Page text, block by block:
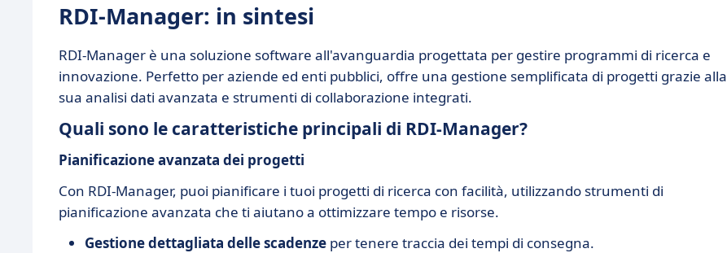
RDI-Manager: in sintesi
RDI-Manager è una soluzione software all'avanguardia progettata per gestire programmi di ricerca e
innovazione. Perfetto per aziende ed enti pubblici, offre una gestione semplificata di progetti grazie alla
sua analisi dati avanzata e strumenti di collaborazione integrati.
Quali sono le caratteristiche principali di RDI-Manager?
Pianificazione avanzata dei progetti
Con RDI-Manager, puoi pianificare i tuoi progetti di ricerca con facilità, utilizzando strumenti di
pianificazione avanzata che ti aiutano a ottimizzare tempo e risorse.
Gestione dettagliata delle scadenze per tenere traccia dei tempi di consegna.